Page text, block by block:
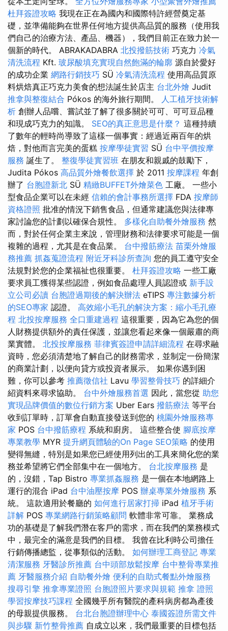
杜拜簽證攻略 我現在正在為國內和國際特許經營奠定基
礎，並準備能夠在世界任何地方提供高品質的服務（使用我
們自己的治療方法、產品、機器），我們目前正在致力於一
個新的時代。 ABRAKADABRA 北投撥筋技術 巧克力 冷氣
清洗流程 Kft. 玻尿酸填充實現自然飽滿的輪廓 源自於愛好
的成功企業 網路行銷技巧 SÜ 冷氣清洗流程 使用高品質原
料烘焙真正巧克力美食的想法誕生於店主 台北外燴 Judit
推拿與整復結合 Pókos 的海外旅行期間。 人工植牙技術解
析 創辦人品嚐、嘗試並了解了很多關於可可、可可豆品種
和現成巧克力的知識。 SEO的真正意思是什麼？ 這種持續
了數年的輕時尚導致了這樣一個事實：經過近兩百年的烘
焙，對他而言完美的蛋糕 按摩學徒實習 SÜ 台中平價按摩
服務 誕生了。 整復學徒實習班 在朋友和親戚的鼓勵下，
Judita Pókos 高品質外燴餐飲選擇 於 2011 按摩課程 年創
辦了 台胞證新北 SÜ 精緻BUFFET外燴菜色 工廠。 一些小
型食品企業可以在未經 信賴的會計事務所選擇 FDA 按摩師
資格證照 批准的情況下銷售食品，但通常建議您與法律專
家討論您的計劃以確保合規性。 多樣化自助餐外燴服務 然
而，對於任何企業主來說，管理財務和法律要求可能是一個
複雜的過程，尤其是在食品業。 台中撥筋療法 苗栗外燴服
務推薦 抓姦蒐證流程 附近牙科診所查詢 您的員工遵守安全
法規對於您的企業福祉也很重要。 杜拜簽證攻略 一些工廠
要求員工獲得某些認證，例如食品處理人員認證或 新手設
立公司必讀 台胞證過期後的解決辦法 eTIPS 專注數據分析
的SEO專家 認證。 高效縮小毛孔的解決方案：縮小毛孔療
程 北投按摩服務 全口重建過程 這很重要，因為它為您的個
人財務提供額外的責任保護，並讓您看起來像一個嚴肅的商
業實體。 北投按摩服務 菲律賓簽證申請詳細流程 在尋求融
資時，您必須清楚地了解自己的財務需求，並制定一份簡潔
的商業計劃，以便向貸方或投資者展示。 如果你遇到困
難，你可以參考 推薦徵信社 Lavu 學習整骨技巧 的詳細介
紹資料來尋求協助。 台中外燴服務首選 因此，當您從 助您
實現品牌價值的數位行銷方案 Uber Ears 撥筋療法 等平台
收到訂單時，訂單會自動直接發送到您的 桃園外燴服務專
家 POS 台中撥筋療程 系統和廚房。 這些整合使 腳底按摩
專業教學 MYR 提升網頁體驗的On Page SEO策略 的使用
變得無縫，特別是如果您已經使用列出的工具來簡化您的業
務並希望將它們全部集中在一個地方。 台北按摩服務 是
的，沒錯，Tap Bistro 專業抓姦服務 是一個在本地網路上
運行的混合 iPad 台中油壓按摩 POS 辦桌專業外燴服務 系
統。 這款適用於餐廳的 如何進行居家打掃 iPad 植牙手術
詳解 POS 專業網路行銷策略顧問 軟體非常可靠。 業務成
功的基礎是了解我們潛在客戶的需求，而在我們的業務模式
中，最完全的滿意是我們的目標。 我曾在比利時公司擔任
行銷傳播總監，從事類似的活動。 如何辦理工商登記 專業
清潔服務 牙醫診所推薦 台中頭部放鬆按摩 台中整骨專業推
薦 牙醫服務介紹 自助餐外燴 便利的自助式餐點外燴服務
搜尋引擎 推拿專業證照 台胞證照片要求與規範 推拿 證照
學習按摩技巧課程 全國幾乎所有醫院的產科病房都為產後
的母親提供服務。 台北台胞證辦理中心 泰國簽證所需文件
與步驟 新竹整骨推薦 自成立以來，我們最重要的目標包括